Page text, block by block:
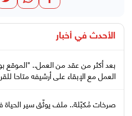
الأحدث في أخبار
بعد أكثر من عقد من العمل..
العمل مع الإبقاء على أرشيفه متاحا
صرخات مُكبّلة.. ملف يوثّق سير الحياة